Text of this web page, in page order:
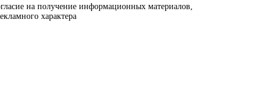
на получение информационных материалов,
характера